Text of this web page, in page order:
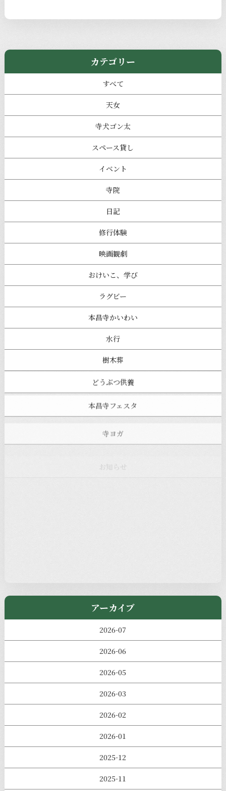
カテゴリー
すべて
天女
寺犬ゴン太
スペース貸し
イベント
寺院
日記
修行体験
映画観劇
おけいこ、学び
ラグビー
本昌寺かいわい
水行
樹木葬
どうぶつ供養
本昌寺フェスタ
お知らせ
注目の記事
アーカイブ
2026-07
2026-06
2026-05
2026-03
2026-02
2026-01
2025-12
2025-11